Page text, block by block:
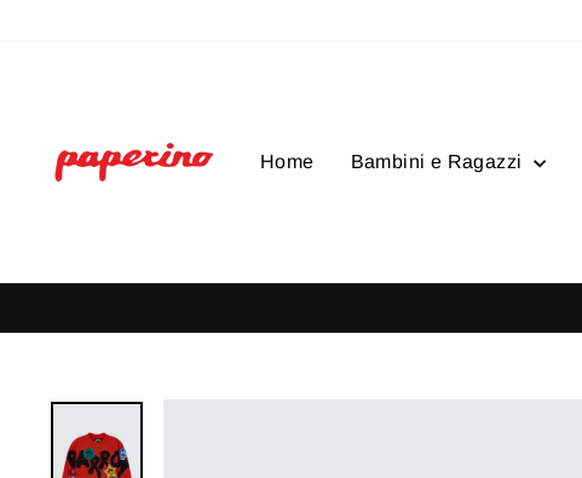
Home Bambini e Ragazzi